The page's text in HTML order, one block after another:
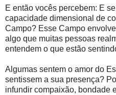
E então vocês percebem: E
capacidade dimensional de
Campo? Esse Campo
algo que muitas pessoas
entendem o que estão
Algumas sentem o amor do
sentissem a sua presença?
infundir compaixão, bondade